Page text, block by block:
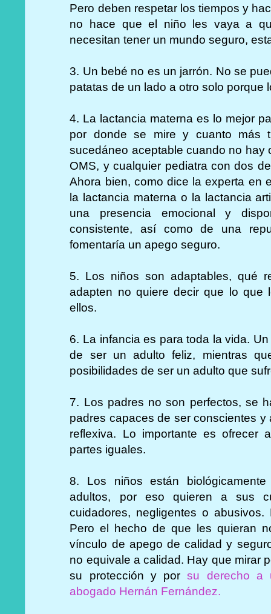
Pero deben respetar los tiempos y
no hace que el niño les vaya a
necesitan tener un mundo seguro,
3. Un bebé no es un jarrón. No se
patatas de un lado a otro solo porque
4. La lactancia materna es lo mejor
por donde se mire y cuanto más
sucedáneo aceptable cuando no hay
OMS, y cualquier pediatra con dos
Ahora bien, como dice la experta en
la lactancia materna o la lactancia
una presencia emocional y
consistente, así como de una
fomentaría un apego seguro.
5. Los niños son adaptables, qué
adapten no quiere decir que lo que
ellos.
6. La infancia es para toda la vida.
de ser un adulto feliz, mientras
posibilidades de ser un adulto que
7. Los padres no son perfectos, se
padres capaces de ser conscientes
reflexiva. Lo importante es
partes iguales.
8. Los niños están
adultos, por eso quieren a sus
cuidadores, negligentes o
Pero el hecho de que les quieran
vínculo de apego de calidad y
no equivale a calidad. Hay que mirar
su protección y porsu derecho a
abogado Hernán Fernández.